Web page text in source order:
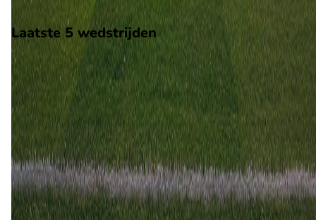
Scheidsrechter: Onbekend
Laatste 5 wedstrijden
Sparta
FC Utrecht
25 jan 2026
FC Utrecht
Sparta
0 1
17 aug 2025
Sparta